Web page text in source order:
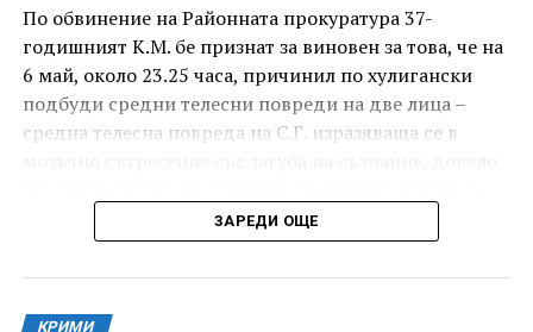
По обвинение на Районната прокуратура 37-
годишният К.М. бе признат за виновен за това, че на
6 май, около 23.25 часа, причинил по хулигански
подбуди средни телесни повреди на две лица –
средна телесна повреда на С.Г. изразяваща се в
живота, и лека телесна повреда на Х.С., която бе с
порезна рана на петия пръст на дясната ръка,
довела до разстройство на здравето, неопасно за
ЗАРЕДИ ОЩЕ
КРИМИ